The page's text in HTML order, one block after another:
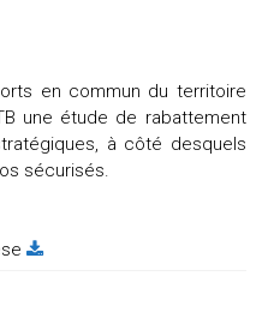
en commun du territoire
une étude de rabattement
à côté desquels
sécurisés.